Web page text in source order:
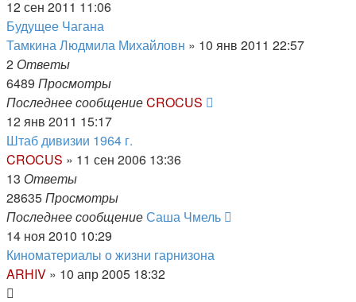
12 сен 2011 11:06
Будущее Чагана
Тамкина Людмила Михайловн » 10 янв 2011 22:57
2 Ответы
6489 Просмотры
Последнее сообщениеCROCUS
12 янв 2011 15:17
Штаб дивизии 1964 г.
CROCUS » 11 сен 2006 13:36
13 Ответы
28635Просмотры
Последнее сообщениеСаша Чмель
14 ноя 2010 10:29
Киноматериалы о жизни гарнизона
ARHIV » 10 апр 2005 18:32